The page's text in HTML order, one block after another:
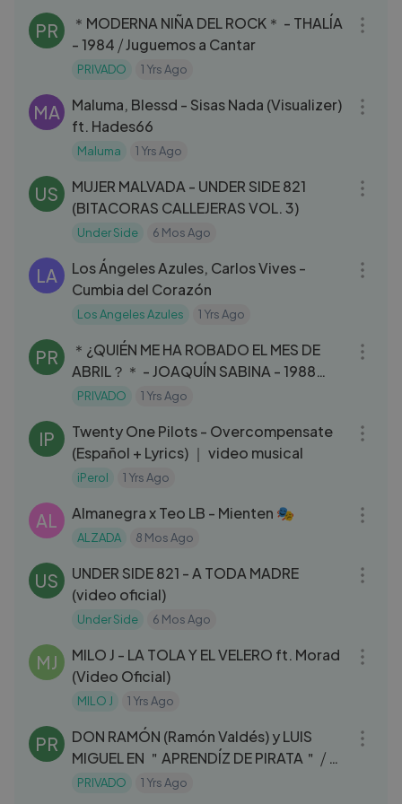
PR
＊MODERNA NIÑA DEL ROCK＊ - THALÍA
- 1984 ⧸ Juguemos a Cantar
PRIVADO 1 Yrs Ago
MA
Maluma, Blessd - Sisas Nada (Visualizer)
ft. Hades66
Maluma 1 Yrs Ago
US
MUJER MALVADA - UNDER SIDE 821
(BITACORAS CALLEJERAS VOL. 3)
Under Side 6 Mos Ago
LA
Los Ángeles Azules, Carlos Vives -
Cumbia del Corazón
Los Angeles Azules 1 Yrs Ago
PR
＊¿QUIÉN ME HA ROBADO EL MES DE
ABRIL？＊ - JOAQUÍN SABINA - 1988
(REMASTERIZADO)
PRIVADO 1 Yrs Ago
IP
Twenty One Pilots - Overcompensate
(Español + Lyrics) ｜ video musical
iPerol 1 Yrs Ago
AL Almanegra x Teo LB - Mienten 🎭
ALZADA 8 Mos Ago
US
UNDER SIDE 821 - A TODA MADRE
(video oficial)
Under Side 6 Mos Ago
MJ
MILO J - LA TOLA Y EL VELERO ft. Morad
(Video Oficial)
MILO J 1 Yrs Ago
PR
DON RAMÓN (Ramón Valdés) y LUIS
MIGUEL EN ＂APRENDÍZ DE PIRATA＂ ⧸ ＊
PALABRA DE HONOR＊ - 1984
PRIVADO 1 Yrs Ago